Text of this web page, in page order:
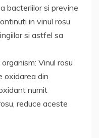
bacteriilor si previne
in vinul rosu
si astfel sa
Vinul rosu
oxidarea din
numit
reduce aceste